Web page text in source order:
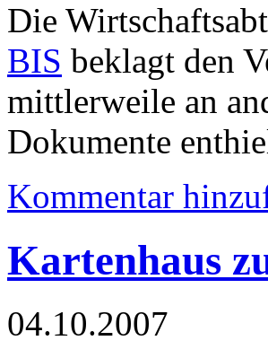
Die
BIS beklagt den
mittlerweile an
Dokumente
Kommentar
Kartenhaus
04.10.2007